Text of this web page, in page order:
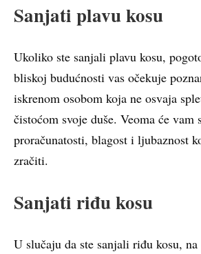
Sanjati plavu kosu
Ukoliko ste sanjali plavu kosu,
bliskoj budućnosti vas očekuje
iskrenom osobom koja ne osvaja
čistoćom svoje duše. Veoma će vam
proračunatosti, blagost i ljubaznost
zračiti.
Sanjati riđu kosu
U slučaju da ste sanjali riđu kosu,